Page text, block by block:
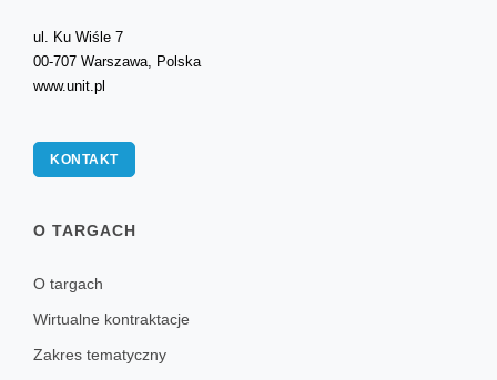
ul. Ku Wiśle 7
00-707 Warszawa, Polska
www.unit.pl
KONTAKT
O TARGACH
O targach
Wirtualne kontraktacje
Zakres tematyczny